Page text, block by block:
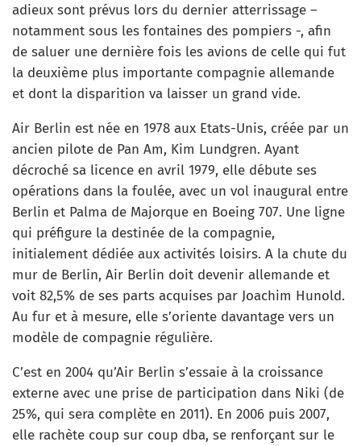
adieux sont prévus lors du dernier atterrissage –
notamment sous les fontaines des pompiers -, afin
de saluer une dernière fois les avions de celle qui fut
la deuxième plus importante compagnie allemande
et dont la disparition va laisser un grand vide.
Air Berlin est née en 1978 aux Etats-Unis, créée par un
ancien pilote de Pan Am, Kim Lundgren. Ayant
décroché sa licence en avril 1979, elle débute ses
opérations dans la foulée, avec un vol inaugural entre
Berlin et Palma de Majorque en Boeing 707. Une ligne
qui préfigure la destinée de la compagnie,
initialement dédiée aux activités loisirs. A la chute du
mur de Berlin, Air Berlin doit devenir allemande et
voit 82,5% de ses parts acquises par Joachim Hunold.
Au fur et à mesure, elle s’oriente davantage vers un
modèle de compagnie régulière.
C’est en 2004 qu’Air Berlin s’essaie à la croissance
externe avec une prise de participation dans Niki (de
25%, qui sera complète en 2011). En 2006 puis 2007,
elle rachète coup sur coup dba, se renforçant sur le